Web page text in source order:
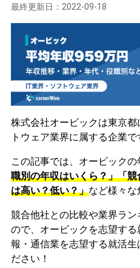
最終更新日： 2022-09-18
株式会社オービックは東京
トウェア業界に属する企業で
この記事では、オービックの
職別の年収はいくら？」「
は高い？低い？」など様々な
競合他社との比較や業界ラ
ので、オービックを志望す
報・通信業を志望する就活生
ださい！